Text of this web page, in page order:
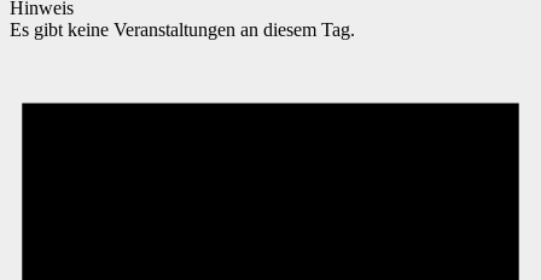
Hinweis
Es gibt keine Veranstaltungen an diesem Tag.